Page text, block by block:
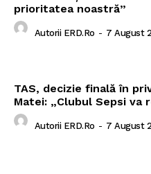
prioritatea noastră”
Autorii ERD.ro - 7 August
TAS, decizie finală în
Matei: „Clubul Sepsi va
Autorii ERD.ro - 7 August